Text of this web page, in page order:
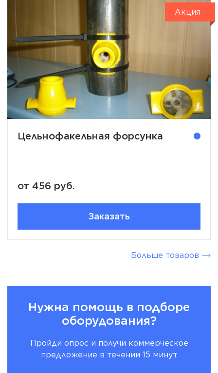
Цельнофакельная форсунка
от 456 руб.
Заказать
Больше товаров
Нужна помощь в подборе
оборудования?
Пройди опрос и получи коммерческое
предложение в течении 15 минут